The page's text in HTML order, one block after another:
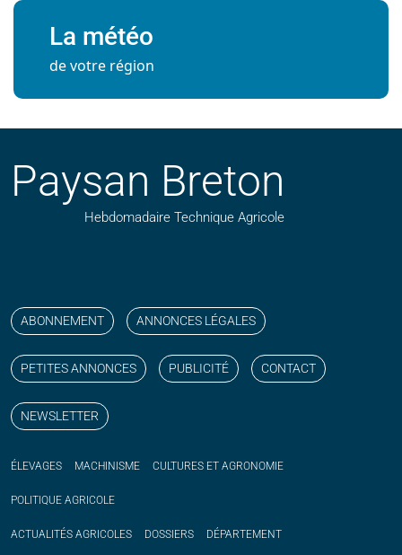
La météo
de votre région
Paysan Breton
Hebdomadaire Technique Agricole
ABONNEMENT ANNONCES LÉGALES
PETITES ANNONCES PUBLICITÉ CONTACT
NEWSLETTER
ÉLEVAGES MACHINISME CULTURES ET AGRONOMIE
POLITIQUE AGRICOLE
ACTUALITÉS AGRICOLES DOSSIERS DÉPARTEMENT